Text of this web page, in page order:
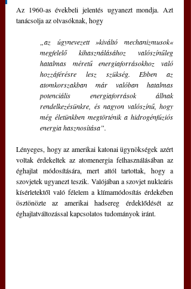
Az 1960-as évekbeli jelentés ugyanezt mondja. Azt
tanácsolja az olvasóknak, hogy
„az úgynevezett »kiváltó mechanizmusok«
megfelelő kihasználásához valószínűleg
hatalmas méretű energiaforrásokhoz való
hozzáférésre lesz szükség. Ebben az
atomkorszakban már valóban hatalmas
potenciális energiaforrások állnak
rendelkezésünkre, és nagyon valószínű, hogy
még életünkben megtörténik a hidrogénfúziós
energia hasznosítása”.
Lényeges, hogy az amerikai katonai ügynökségek azért
voltak érdekeltek az atomenergia felhasználásában az
éghajlat módosítására, mert attól tartottak, hogy a
szovjetek ugyanezt teszik. Valójában a szovjet nukleáris
kísérletektől való félelem a klímamódosítás érdekében
ösztönözte az amerikai hadsereg érdeklődését az
éghajlatváltozással kapcsolatos tudományok iránt.